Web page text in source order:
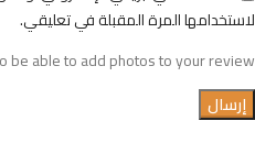
لاستخدامها المرة المقبلة في تعليقي.
be able to add photos to your review.